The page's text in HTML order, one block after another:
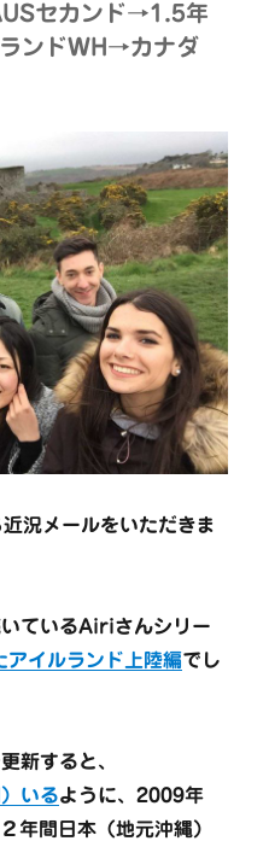
セカンド→1.5年
ンドWH→カナダ
況メールをいただきま
ているAiriさんシリー
アイルランド上陸編でし
新すると、
いるように、2009年
年間日本（地元沖縄）